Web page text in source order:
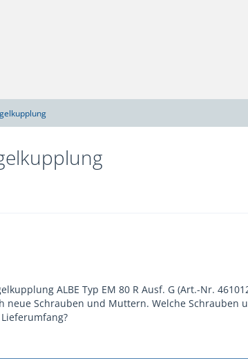
ALBE Typ EM 80 R Ausf. G (Art.-Nr.
neue Schrauben und Muttern. Welche